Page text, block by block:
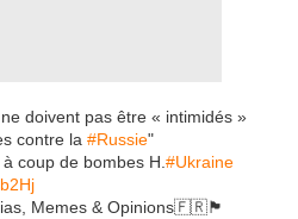
doivent pas être « intimidés »
contre la #Russie"
coup de bombes H. #Ukraine
Memes & Opinions🇫🇷🏴